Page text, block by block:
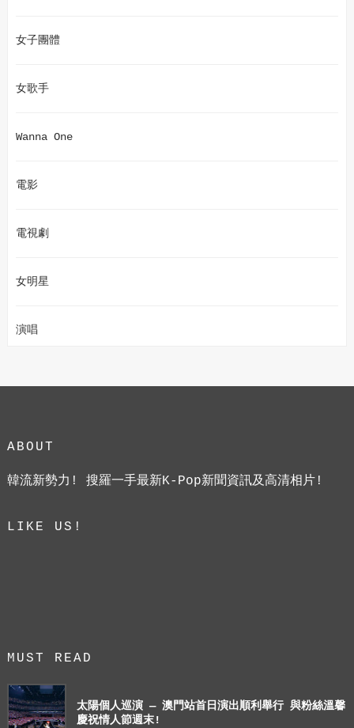
女子團體
女歌手
Wanna One
電影
電視劇
女明星
演唱
ABOUT
韓流新勢力! 搜羅一手最新K-Pop新聞資訊及高清相片!
LIKE US!
MUST READ
太陽個人巡演 — 澳門站首日演出順利舉行 與粉絲溫馨
慶祝情人節週末!